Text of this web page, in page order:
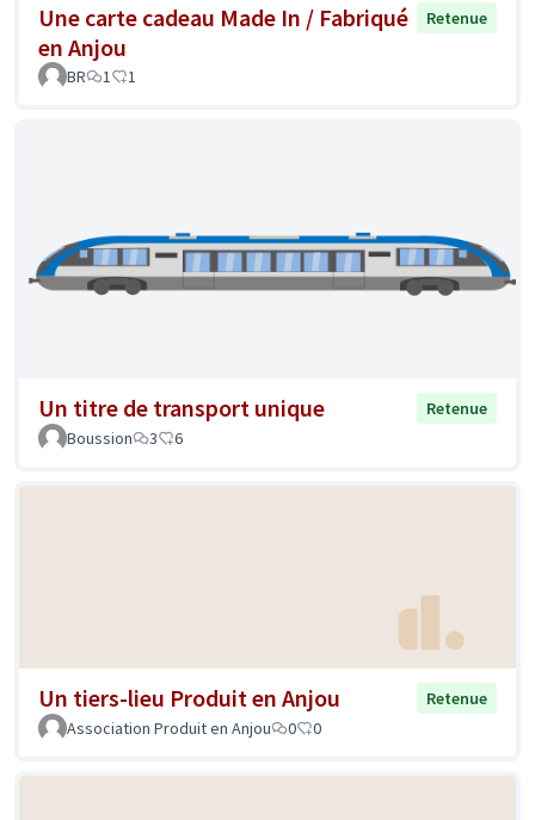
Une carte cadeau Made In / Fabriqué
en Anjou
Retenue
BR 1 1
Un titre de transport unique
Retenue
Boussion
3 6
Un tiers-lieu Produit en Anjou
Retenue
Association Produit en Anjou
0 0